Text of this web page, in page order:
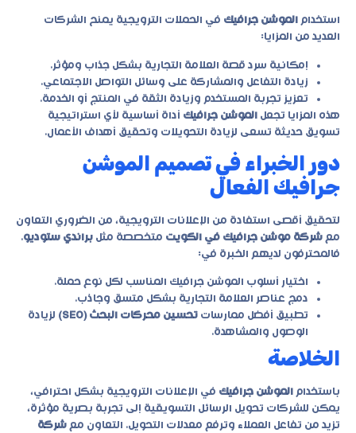
استخدام الموشن جرافيك في الحملات الترويجية يمنح الشركات
العديد من المزايا:
إمكانية سرد قصة العلامة التجارية بشكل جذاب ومؤثر.
زيادة التفاعل والمشاركة على وسائل التواصل الاجتماعي.
تعزيز تجربة المستخدم وزيادة الثقة في المنتج أو الخدمة.
هذه المزايا تجعل الموشن جرافيك أداة أساسية لأي استراتيجية
تسويق حديثة تسعى لزيادة التحويلات وتحقيق أهداف الأعمال.
دور الخبراء في تصميم الموشن
جرافيك الفعال
لتحقيق أقصى استفادة من الإعلانات الترويجية، من الضروري التعاون
مع شركة موشن جرافيك في الكويت متخصصة مثل براندي ستوديو.
فالمحترفون لديهم الخبرة في:
اختيار أسلوب الموشن جرافيك المناسب لكل نوع حملة.
دمج عناصر العلامة التجارية بشكل متسق وجاذب.
تطبيق أفضل ممارسات تحسين محركات البحث (SEO)
لزيادة
الوصول والمشاهدة.
الخلاصة
باستخدام الموشن جرافيك في الإعلانات الترويجية بشكل احترافي،
يمكن للشركات تحويل الرسائل التسويقية إلى تجربة بصرية مؤثرة،
تزيد من تفاعل العملاء وترفع معدلات التحويل. التعاون مع شركة